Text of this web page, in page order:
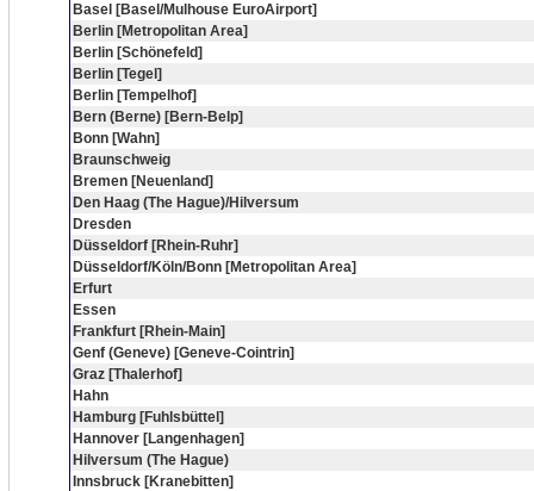
Basel [Basel/Mulhouse EuroAirport]
Berlin [Metropolitan Area]
Berlin [Schönefeld]
Berlin [Tegel]
Berlin [Tempelhof]
Bern (Berne) [Bern-Belp]
Bonn [Wahn]
Braunschweig
Bremen [Neuenland]
Den Haag (The Hague)/Hilversum
Dresden
Düsseldorf [Rhein-Ruhr]
Düsseldorf/Köln/Bonn [Metropolitan Area]
Erfurt
Essen
Frankfurt [Rhein-Main]
Genf (Geneve) [Geneve-Cointrin]
Graz [Thalerhof]
Hahn
Hamburg [Fuhlsbüttel]
Hannover [Langenhagen]
Hilversum (The Hague)
Innsbruck [Kranebitten]